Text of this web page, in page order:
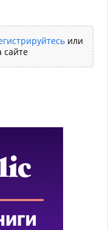
или
сайте